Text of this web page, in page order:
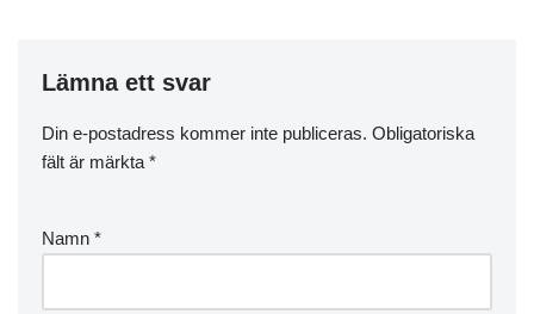
Lämna ett svar
Din e-postadress kommer inte publiceras. Obligatoriska
fält är märkta *
Namn *